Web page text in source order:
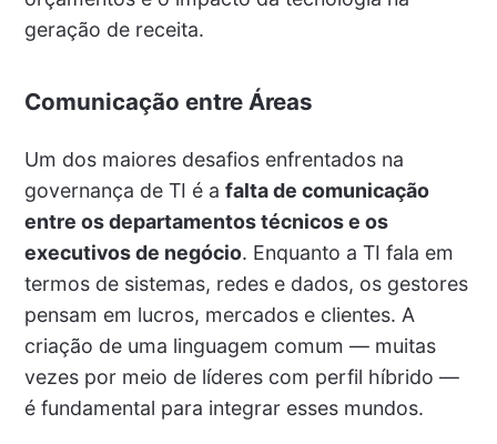
geração de receita.
Comunicação entre Áreas
Um dos maiores desafios enfrentados na
governança de TI é a falta de comunicação
entre os departamentos técnicos e os
executivos de negócio. Enquanto a TI fala em
termos de sistemas, redes e dados, os gestores
pensam em lucros, mercados e clientes. A
criação de uma linguagem comum — muitas
vezes por meio de líderes com perfil híbrido —
é fundamental para integrar esses mundos.